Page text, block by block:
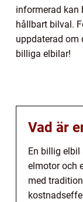
informerad kan
hållbart bilval.
uppdaterad om
billiga elbilar!
Vad är
En billig
elmotor och
med